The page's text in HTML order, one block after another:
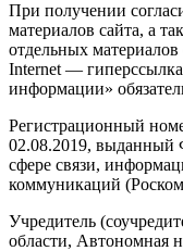
При получении
материалов сайта, а
отдельных
Internet —
информации»
Регистрационный
02.08.2019, выданный
сфере связи,
коммуникаций
Учредитель
области, Автономная